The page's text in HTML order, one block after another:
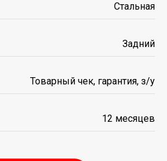
Стальная
Задний
Товарный чек, гарантия, з/у
12 месяцев
ПОД ВАС